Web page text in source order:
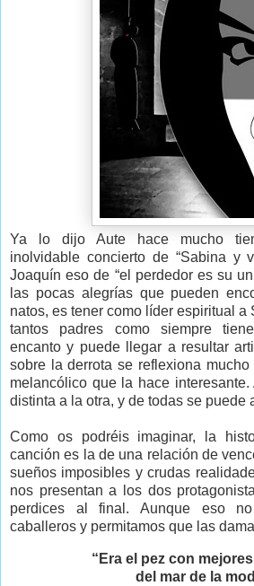
Ya lo dijo Aute hace mucho
inolvidable concierto de “Sabina y
Joaquín eso de “el perdedor es su
las pocas alegrías que pueden
natos, es tener como líder espiritual a
tantos padres como siempre
encanto y puede llegar a resultar
sobre la derrota se reflexiona
melancólico que la hace
distinta a la otra, y de todas se puede
Como os podréis imaginar, la
canción es la de una relación de
sueños imposibles y crudas
nos presentan a los dos
perdices al final. Aunque eso
caballeros y permitamos que las
“Era el pez con
del mar de la